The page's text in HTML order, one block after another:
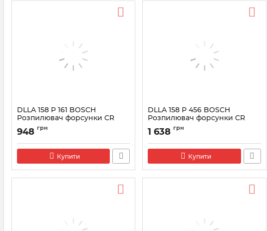
DLLA 158 P 161 BOSCH
Розпилювач форсунки CR
0433171144
Артикул:
948 грн
Купити
DLLA 158 P 456 BOSCH
Розпилювач форсунки CR
0433171329
Артикул:
1 638 грн
Купити